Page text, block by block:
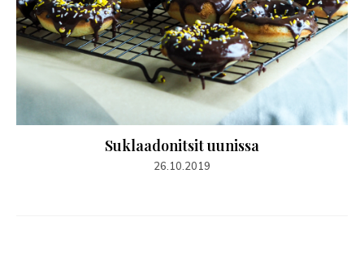
Suklaadonitsit uunissa
26.10.2019